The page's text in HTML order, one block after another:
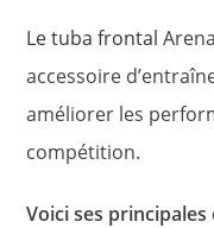
Le tuba frontal
accessoire
améliorer les
compétition.
Voici ses